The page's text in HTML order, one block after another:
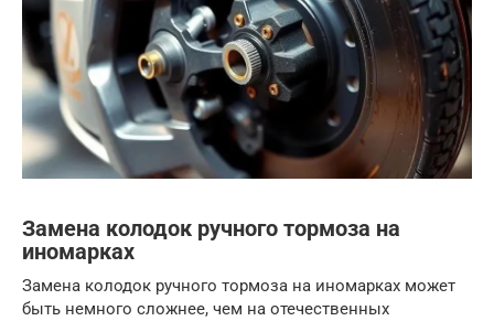
Замена колодок ручного тормоза на
иномарках
Замена колодок ручного тормоза на иномарках может
быть немного сложнее, чем на отечественных